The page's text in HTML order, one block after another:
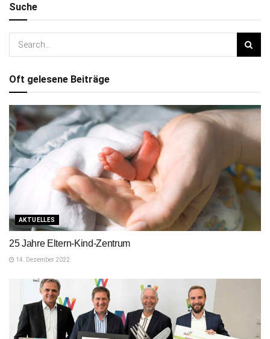
Suche
Oft gelesene Beiträge
AKTUELLES
25 Jahre Eltern-Kind-Zentrum
14. Dezember 2022